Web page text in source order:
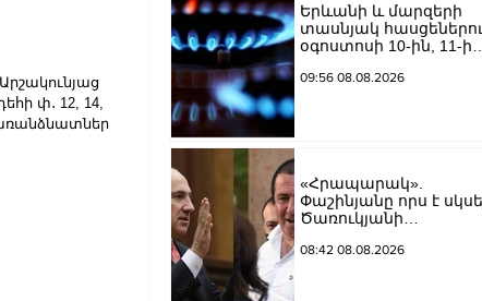
փ․ 12, 14,
առանձնատներ
Երևանի և մարզերի
տասնյակ
օգոստոսի 10-ին, 11-ին,
լինելու
09:56 08.08.2026
«Հրապարակ».
Փաշինյանը որս է
Ծառուկյանի
նկատմամբ
08:42 08.08.2026